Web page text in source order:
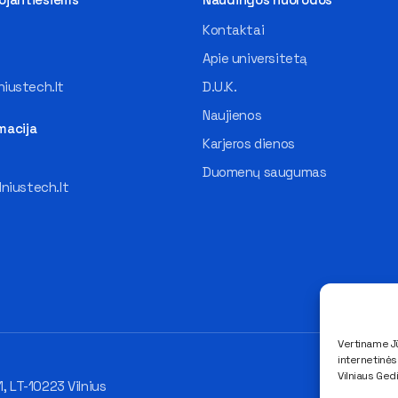
Vertiname
Vilniaus
Kontaktai
Apie universitetą
D.U.K.
Naujienos
Karjeros dienos
Duomenų saugumas
LT-10223 Vilnius